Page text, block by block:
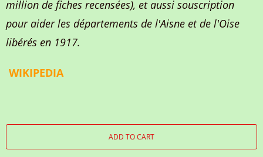
million de fiches recensées), et aussi souscription
pour aider les départements de l'Aisne et de l'Oise
libérés en 1917.
WIKIPEDIA
ADD TO CART